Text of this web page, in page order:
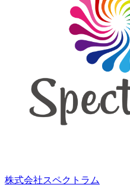
株式会社スペクトラム